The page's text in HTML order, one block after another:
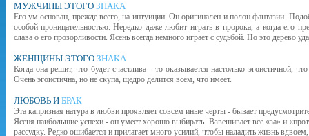
МУЖЧИНЫ ЭТОГО ЗНАКА
Его ум основан, прежде всего, на интуиции. Он оригинален и полон фантазии.
особой проницательностью. Нередко даже любит играть в пророка, а когда его
слава о его прозорливости. Ясень всегда немного играет с судьбой. Но это дерево
ЖЕНЩИНЫ ЭТОГО ЗНАКА
Когда она решит, что будет счастлива - то оказывается настолько эгоистичной,
Очень эгоистична, но не скупа, щедро делится всем, что имеет.
ЛЮБОВЬ И БРАК
Эта капризная натура в любви проявляет совсем иные черты - бывает
Ясеня наибольшие успехи - он умеет хорошо выбирать. Взвешивает все «за» и
рассудку. Редко ошибается и прилагает много усилий, чтобы наладить жизнь вдвоем,